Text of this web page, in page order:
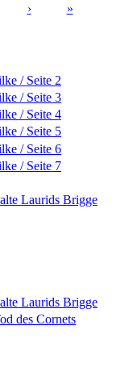
›
»
/ Seite 2
/ Seite 3
/ Seite 4
/ Seite 5
/ Seite 6
/ Seite 7
Laurids Brigge
Laurids Brigge
des Cornets